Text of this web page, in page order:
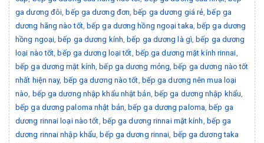
ga dương đôi, bếp ga dương đơn, bếp ga dương giá rẻ, bếp ga
dương hãng nào tốt, bếp ga dương hồng ngoại taka, bếp ga dương
hồng ngoại, bếp ga dương kính, bếp ga dương là gì, bếp ga dương
loại nào tốt, bếp ga dương loại tốt, bếp ga dương mặt kính rinnai,
bếp ga dương mặt kính, bếp ga dương mỏng, bếp ga dương nào tốt
nhất hiện nay, bếp ga dương nào tốt, bếp ga dương nên mua loại
nào, bếp ga dương nhập khẩu nhật bản, bếp ga dương nhập khẩu,
bếp ga dương paloma nhật bản, bếp ga dương paloma, bếp ga
dương rinnai loại nào tốt, bếp ga dương rinnai mặt kính, bếp ga
dương rinnai nhập khẩu, bếp ga dương rinnai, bếp ga dương taka